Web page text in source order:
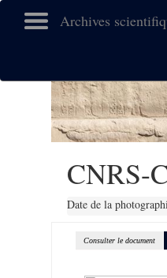
Archives
CNRS-
Date de la
Consulter le document